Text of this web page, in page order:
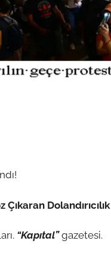
“Kapıtal”gazetesi.